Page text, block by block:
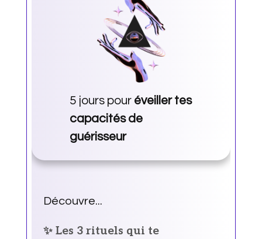
5 jours pour éveiller tes
capacités de
guérisseur
Découvre...
✨ Les 3 rituels qui te